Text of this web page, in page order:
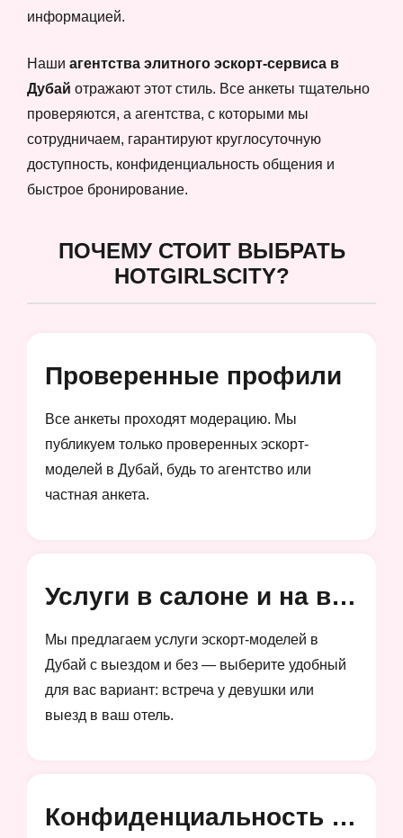
информацией.
Наши агентства элитного эскорт-сервиса в
Дубай отражают этот стиль. Все анкеты тщательно
проверяются, а агентства, с которыми мы
сотрудничаем, гарантируют круглосуточную
доступность, конфиденциальность общения и
быстрое бронирование.
ПОЧЕМУ СТОИТ ВЫБРАТЬ
HOTGIRLSCITY?
Проверенные профили
Все анкеты проходят модерацию. Мы
публикуем только проверенных эскорт-
моделей в Дубай, будь то агентство или
частная анкета.
Услуги в салоне и на выезд
Мы предлагаем услуги эскорт-моделей в
Дубай с выездом и без — выберите удобный
для вас вариант: встреча у девушки или
выезд в ваш отель.
Конфиденциальность и анонимность